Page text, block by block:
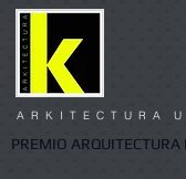
A R K I T E C T U R A U
PREMIO